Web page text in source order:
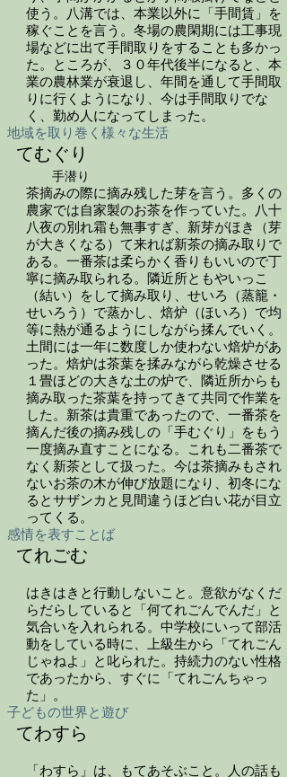
使う。八溝では、本業以外に「手間賃」を
稼ぐことを言う。冬場の農閑期には工事現
場などに出て手間取りをすることも多かっ
た。ところが、３０年代後半になると、本
業の農林業が衰退し、年間を通して手間取
りに行くようになり、今は手間取りでな
く、勤め人になってしまった。
地域を取り巻く様々な生活
てむぐり
手潜り
茶摘みの際に摘み残した芽を言う。多くの
農家では自家製のお茶を作っていた。八十
八夜の別れ霜も無事すぎ、新芽がほき（芽
が大きくなる）て来れば新茶の摘み取りで
ある。一番茶は柔らかく香りもいいので丁
寧に摘み取られる。隣近所ともやいっこ
（結い）をして摘み取り、せいろ（蒸籠・
せいろう）で蒸かし、焙炉（ほいろ）で均
等に熱が通るようにしながら揉んでいく。
土間には一年に数度しか使わない焙炉があ
った。焙炉は茶葉を揉みながら乾燥させる
１畳ほどの大きな土の炉で、隣近所からも
摘み取った茶葉を持ってきて共同で作業を
した。新茶は貴重であったので、一番茶を
摘んだ後の摘み残しの「手むぐり」をもう
一度摘み直すことになる。これも二番茶で
なく新茶として扱った。今は茶摘みもされ
ないお茶の木が伸び放題になり、初冬にな
るとサザンカと見間違うほど白い花が目立
ってくる。
感情を表すことば
てれごむ
はきはきと行動しないこと。意欲がなくだ
らだらしていると「何てれごんでんだ」と
気合いを入れられる。中学校にいって部活
動をしている時に、上級生から「てれごん
じゃねよ」と叱られた。持続力のない性格
であったから、すぐに「てれごんちゃっ
た」。
子どもの世界と遊び
てわすら
「わすら」は、もてあそぶこと。人の話も